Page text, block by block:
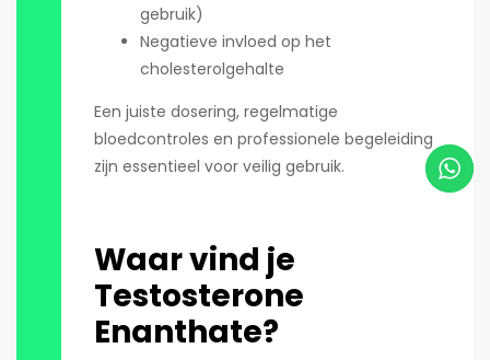
gebruik)
Negatieve invloed op het
cholesterolgehalte
Een juiste dosering, regelmatige
bloedcontroles en professionele begeleiding
zijn essentieel voor veilig gebruik.
Waar vind je
Testosterone
Enanthate?